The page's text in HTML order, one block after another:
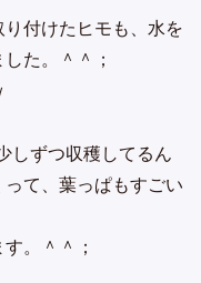
付けたヒモも、水を
た。＾＾；
しずつ収穫してるん
て、葉っぱもすごい
。＾＾；